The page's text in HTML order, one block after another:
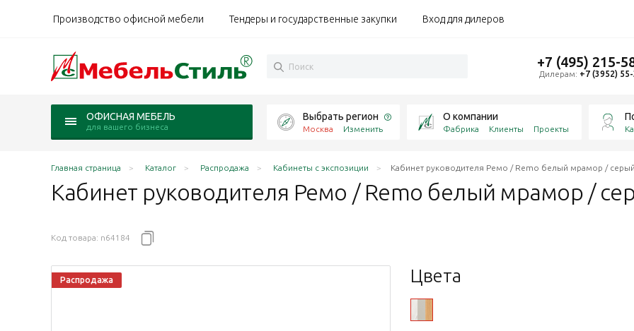
Производство офисной мебели Тендеры и государственные закупки Вход для дилеров
+7 (495) 215-
Дилерам: +7 (3952)
ОФИСНАЯ МЕБЕЛЬ
для вашего бизнеса
Выбрать регион
Москва Изменить
О компании
Фабрика Клиенты Проекты
Главная страница Каталог Распродажа Кабинеты с экспозиции Кабинет руководителя Ремо / Remo белый мрамор /
Кабинет руководителя Ремо / Remo белый мрамор /
Код товара: n64184
Распродажа Цвета